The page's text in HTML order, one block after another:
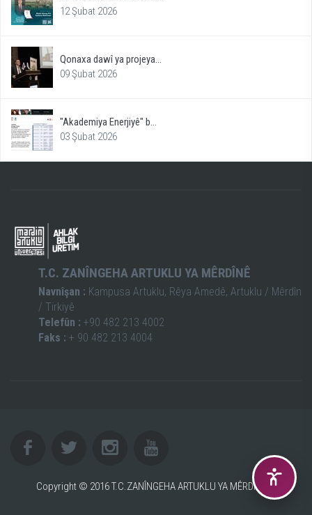
12 Şubat 2026
Qonaxa dawî ya projeya...
09 Şubat 2026
"Akademiya Enerjiyê" b...
03 Şubat 2026
T.C. ZANÎNGEHA ARTUKLU YA MÊRDÎNÊ
Navnîşan : Kampusa Artuklu, Rêya Amedê, Artuklu / Mêrdîn
/ Tirkiyê
Telefûn : +90 482 213 4002
Faks : + 90 482 213 4004
Copyright © 2016 T.C.ZANÎNGEHA ARTUKLU YA MÊRDÎNÊ